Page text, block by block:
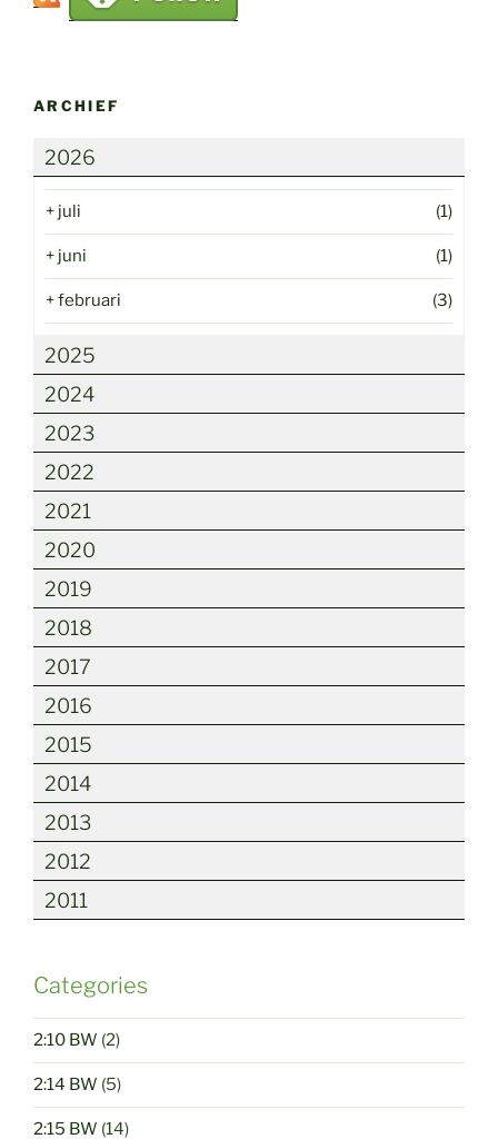
ARCHIEF
2026
+ juli (1)
+ juni (1)
+februari (3)
2025
2024
2023
2022
2021
2020
2019
2018
2017
2016
2015
2014
2013
2012
2011
Categories
2:10 BW (2)
2:14 BW (5)
2:15 BW (14)